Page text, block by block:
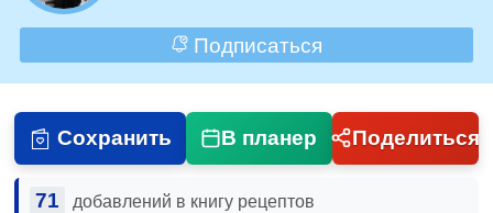
Подписаться
Сохранить В планер Поделиться
71 добавлений в книгу рецептов